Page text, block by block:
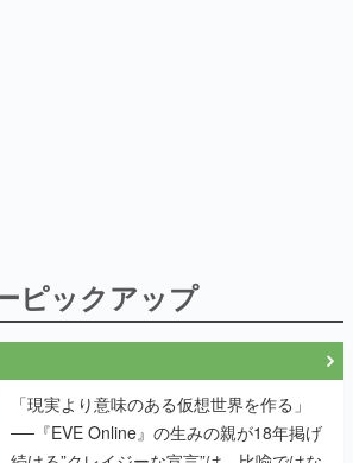
ピックアップ
「現実より意味のある仮想世界を作る」
──『EVE Online』の生みの親が18年掲げ